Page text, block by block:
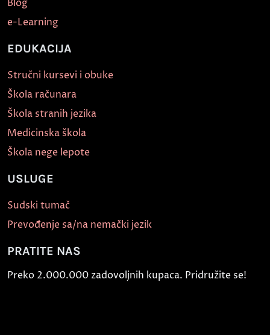
Blog
e-Learning
EDUKACIJA
Stručni kursevi i obuke
Škola računara
Škola stranih jezika
Medicinska škola
Škola nege lepote
USLUGE
Sudski tumač
Prevođenje sa/na nemački jezik
PRATITE NAS
Preko 2.000.000 zadovoljnih kupaca. Pridružite se!